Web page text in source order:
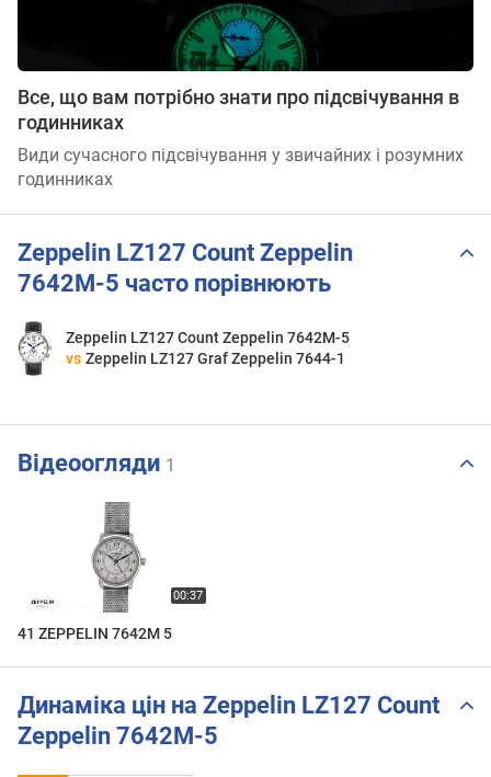
Все, що вам потрібно знати про підсвічування в
годинниках
Види сучасного підсвічування у звичайних і розумних
годинниках
Zeppelin LZ127 Count Zeppelin
7642M-5 часто порівнюють
Zeppelin LZ127 Count Zeppelin 7642M-5
vs Zeppelin LZ127 Graf Zeppelin 7644-1
Відеоогляди 1
41 ZEPPELIN 7642M 5
Динаміка цін на Zeppelin LZ127 Count
Zeppelin 7642M-5